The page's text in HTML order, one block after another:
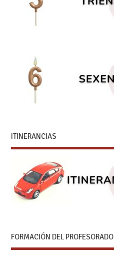
ITINERANCIAS
FORMACIÓN DEL PROFESORADO